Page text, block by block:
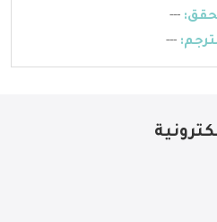
---
---